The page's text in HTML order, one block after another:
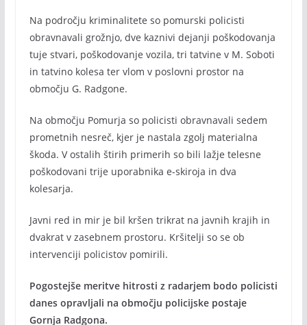
Na področju kriminalitete so pomurski policisti
obravnavali grožnjo, dve kaznivi dejanji poškodovanja
tuje stvari, poškodovanje vozila, tri tatvine v M. Soboti
in tatvino kolesa ter vlom v poslovni prostor na
območju G. Radgone.
Na območju Pomurja so policisti obravnavali sedem
prometnih nesreč, kjer je nastala zgolj materialna
škoda. V ostalih štirih primerih so bili lažje telesne
poškodovani trije uporabnika e-skiroja in dva
kolesarja.
Javni red in mir je bil kršen trikrat na javnih krajih in
dvakrat v zasebnem prostoru. Kršitelji so se ob
intervenciji policistov pomirili.
Pogostejše meritve hitrosti z radarjem bodo policisti
danes opravljali na območju policijske postaje
Gornja Radgona.